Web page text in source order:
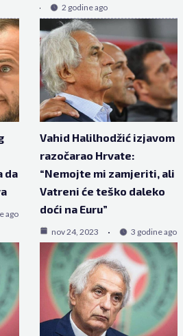
2 godine ago
da
ago
Vahid Halilhodžić izjavom
razočarao Hrvate:
“Nemojte mi zamjeriti, ali
Vatreni će teško daleko
doći na Euru”
nov 24, 2023 3 godine ago